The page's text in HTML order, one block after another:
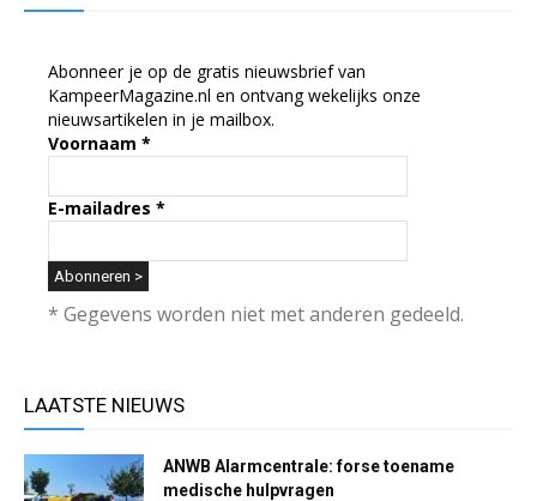
Abonneer je op de gratis nieuwsbrief van
KampeerMagazine.nl en ontvang wekelijks onze
nieuwsartikelen in je mailbox.
Voornaam *
E-mailadres *
* Gegevens worden niet met anderen gedeeld.
LAATSTE NIEUWS
ANWB Alarmcentrale: forse toename
medische hulpvragen